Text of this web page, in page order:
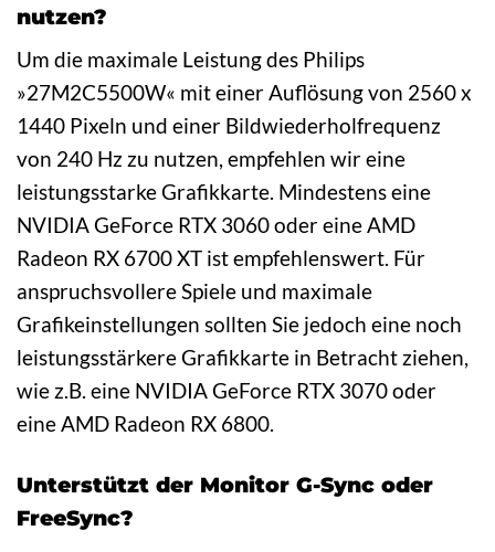
nutzen?
Um die maximale Leistung des Philips
»27M2C5500W« mit einer Auflösung von 2560 x
1440 Pixeln und einer Bildwiederholfrequenz
von 240 Hz zu nutzen, empfehlen wir eine
leistungsstarke Grafikkarte. Mindestens eine
NVIDIA GeForce RTX 3060 oder eine AMD
Radeon RX 6700 XT ist empfehlenswert. Für
anspruchsvollere Spiele und maximale
Grafikeinstellungen sollten Sie jedoch eine noch
leistungsstärkere Grafikkarte in Betracht ziehen,
wie z.B. eine NVIDIA GeForce RTX 3070 oder
eine AMD Radeon RX 6800.
Unterstützt der Monitor G-Sync oder
FreeSync?